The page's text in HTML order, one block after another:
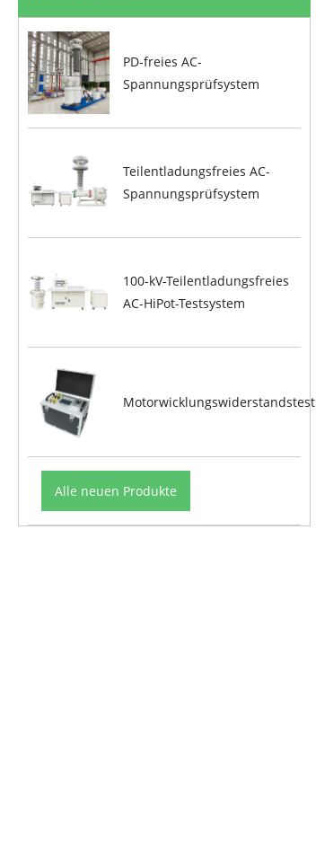
PD-freies AC-
Spannungsprüfsystem
Teilentladungsfreies AC-
Spannungsprüfsystem
100-kV-Teilentladungsfreies
AC-HiPot-Testsystem
Motorwicklungswiderstandstest
Alle neuen Produkte